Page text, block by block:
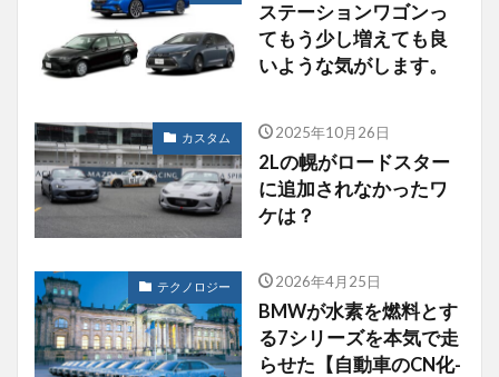
ステーションワゴンっ
てもう少し増えても良
いような気がします。
カスタム 2025年10月26日
2Lの幌がロードスター
に追加されなかったワ
ケは？
テクノロジー 2026年4月25日
BMWが水素を燃料とす
る7シリーズを本気で走
らせた【自動車のCN化-